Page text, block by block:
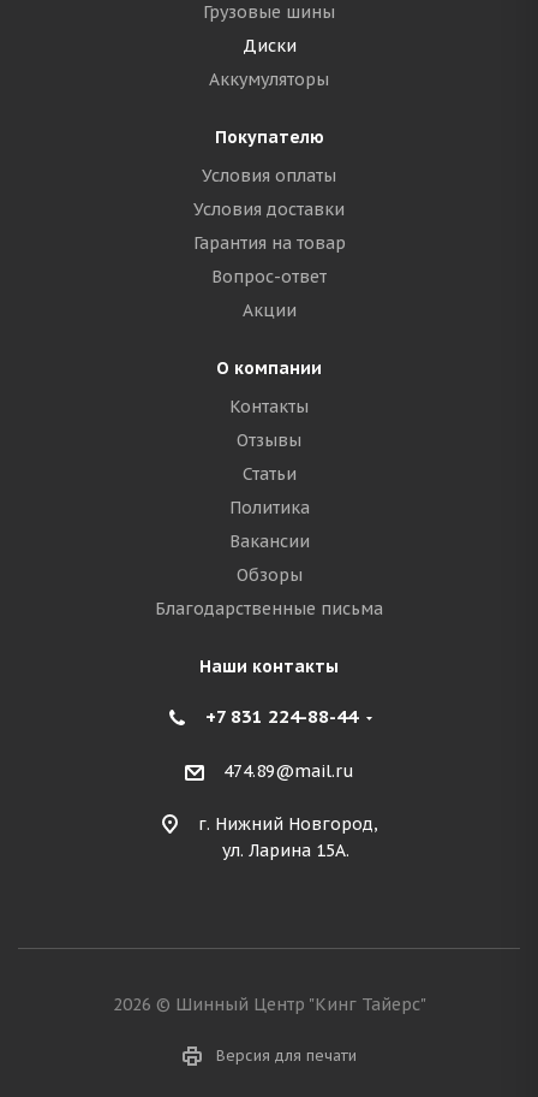
Грузовые шины
Диски
Аккумуляторы
Покупателю
Условия оплаты
Условия доставки
Гарантия на товар
Вопрос-ответ
Акции
О компании
Контакты
Отзывы
Статьи
Политика
Вакансии
Обзоры
Благодарственные письма
Наши контакты
+7 831 224-88-44
474.89@mail.ru
г. Нижний Новгород,
ул. Ларина 15А.
2026 © Шинный Центр "Кинг Тайерс"
Версия для печати